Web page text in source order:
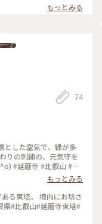
もっとみる
74
とした空気で、緑が多
りの刺繍の、元気守を
#延暦寺 #比叡山 #比
ラ旅 #私のことりっぷ旅
もっとみる
内にお坊さ